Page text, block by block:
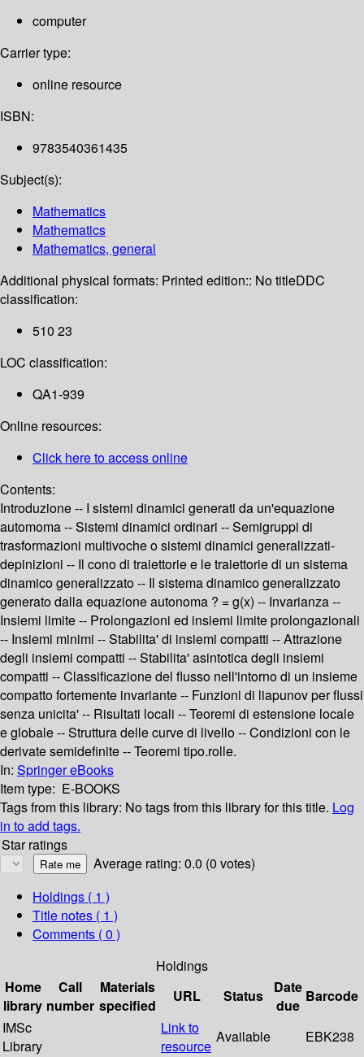
computer
Carrier type:
online resource
ISBN:
9783540361435
Subject(s):
Mathematics
Mathematics
Mathematics, general
Additional physical formats: Printed edition:: No titleDDC
classification:
510 23
LOC classification:
QA1-939
Online resources:
Click here to access online
Contents:
Introduzione -- I sistemi dinamici generati da un'equazione
automoma -- Sistemi dinamici ordinari -- Semigruppi di
trasformazioni multivoche o sistemi dinamici generalizzati-
depinizioni -- Il cono di traiettorie e le traiettorie di un sistema
dinamico generalizzato -- Il sistema dinamico generalizzato
generato dalla equazione autonoma ? = g(x) -- Invarianza --
Insiemi limite -- Prolongazioni ed insiemi limite prolongazionali
-- Insiemi minimi -- Stabilita' di insiemi compatti -- Attrazione
degli insiemi compatti -- Stabilita' asintotica degli insiemi
compatti -- Classificazione del flusso nell'intorno di un insieme
compatto fortemente invariante -- Funzioni di liapunov per flussi
senza unicita' -- Risultati locali -- Teoremi di estensione locale
e globale -- Struttura delle curve di livello -- Condizioni con le
derivate semidefinite -- Teoremi tipo.rolle.
In: Springer eBooks
Item type: E-BOOKS
Tags from this library: No tags from this library for this title. Log
in to add tags.
Star ratings
Average rating: 0.0 (0 votes)
Holdings ( 1 )
Title notes ( 1 )
Comments ( 0 )
Holdings
Home
library
Call
number
Materials
specified
URL Status
Date
due
Barcode
IMSc
Library
Link to
resource
Available EBK238